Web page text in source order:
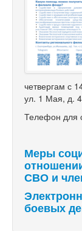
четвергам с
ул. 1 Мая, д.
Телефон для
Меры
СВО и
боевых